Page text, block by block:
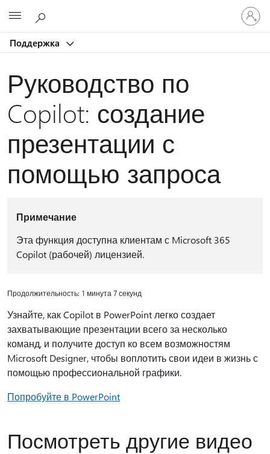
Поддержка
Руководство по
Copilot: создание
презентации с
помощью запроса
Примечание
Эта функция доступна клиентам с Microsoft 365
Copilot (рабочей) лицензией.
Продолжительность: 1 минута 7 секунд
Узнайте, как Copilot в PowerPoint легко создает
захватывающие презентации всего за несколько
команд, и получите доступ ко всем возможностям
Microsoft Designer, чтобы воплотить свои идеи в жизнь с
помощью профессиональной графики.
Попробуйте в PowerPoint
Посмотреть другие видео